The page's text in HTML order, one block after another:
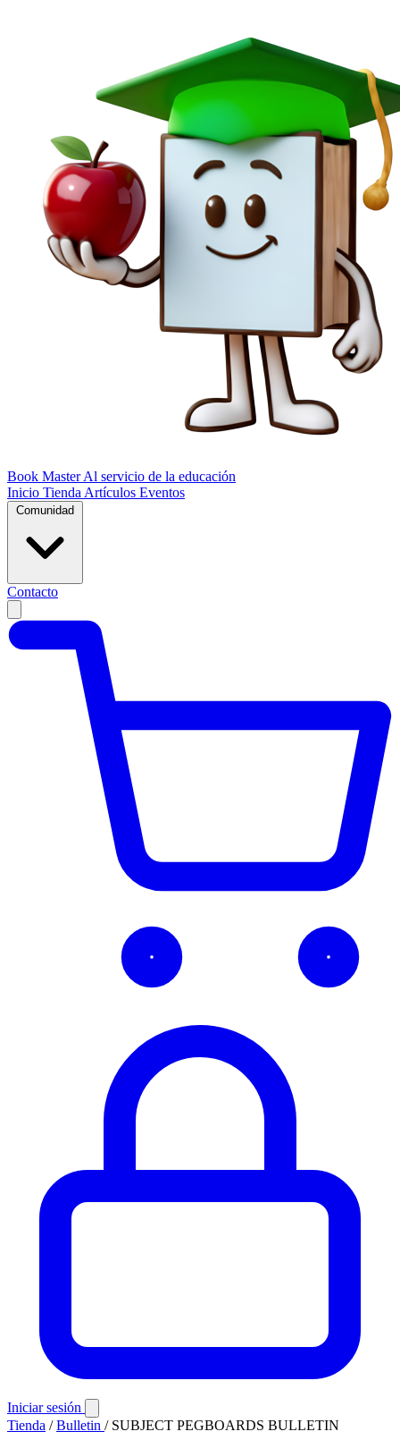
Book Master Al servicio de la educación
Inicio Tienda Artículos Eventos
Comunidad
Contacto
Iniciar sesión
Tienda / Bulletin / SUBJECT PEGBOARDS BULLETIN